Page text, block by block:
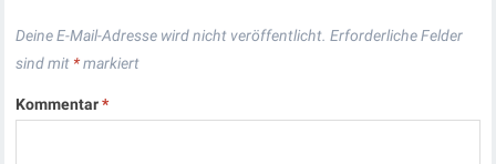
Deine E-Mail-Adresse wird nicht veröffentlicht. Erforderliche Felder
sind mit *markiert
Kommentar*